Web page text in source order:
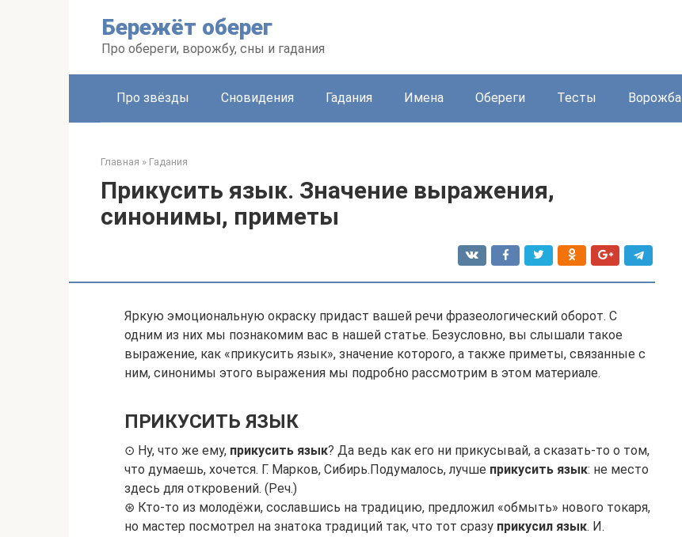
Бережёт оберег
Про обереги, ворожбу, сны и гадания
Про звёзды Сновидения Гадания Имена Обереги Тесты Ворожба
Главная » Гадания
Прикусить язык. Значение выражения,
синонимы, приметы
Яркую эмоциональную окраску придаст вашей речи фразеологический оборот. С
одним из них мы познакомим вас в нашей статье. Безусловно, вы слышали такое
выражение, как «прикусить язык», значение которого, а также приметы, связанные с
ним, синонимы этого выражения мы подробно рассмотрим в этом материале.
ПРИКУСИТЬ ЯЗЫК
⊙ Ну, что же ему, прикусить язык? Да ведь как его ни прикусывай, а сказать-то о том,
что думаешь, хочется. Г. Марков, Сибирь.Подумалось, лучше прикусить язык: не место
здесь для откровений. (Реч.)
⊛ Кто-то из молодёжи, сославшись на традицию, предложил «обмыть» нового токаря,
но мастер посмотрел на знатока традиций так, что тот сразу прикусил язык. И.